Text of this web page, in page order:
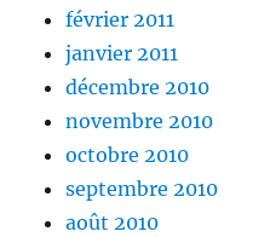
février 2011
janvier 2011
décembre 2010
novembre 2010
octobre 2010
septembre 2010
août 2010